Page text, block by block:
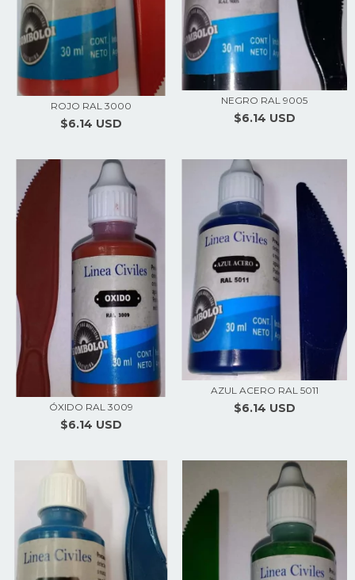
ROJO RAL 3000
$6.14 USD
NEGRO RAL 9005
$6.14 USD
ÓXIDO RAL 3009
$6.14 USD
AZUL ACERO RAL 5011
$6.14 USD